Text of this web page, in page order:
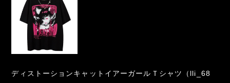
ディストーションキャットイアーガールＴシャツ（lli_68